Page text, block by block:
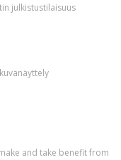
julkistustilaisuus
and take benefit from